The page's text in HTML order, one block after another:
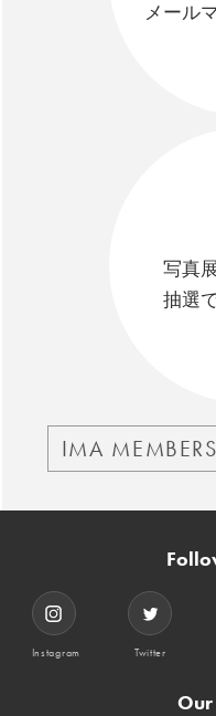
メール
写真
抽選
IMA
Instagram Twitter